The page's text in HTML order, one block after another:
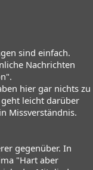
sind einfach.
Nachrichten
hier gar nichts zu
leicht darüber
Missverständnis.
gegenüber. In
"Hart aber